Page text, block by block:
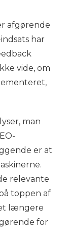
afgørende
har
vide, om
man
er at
relevante
toppen af
længere
for